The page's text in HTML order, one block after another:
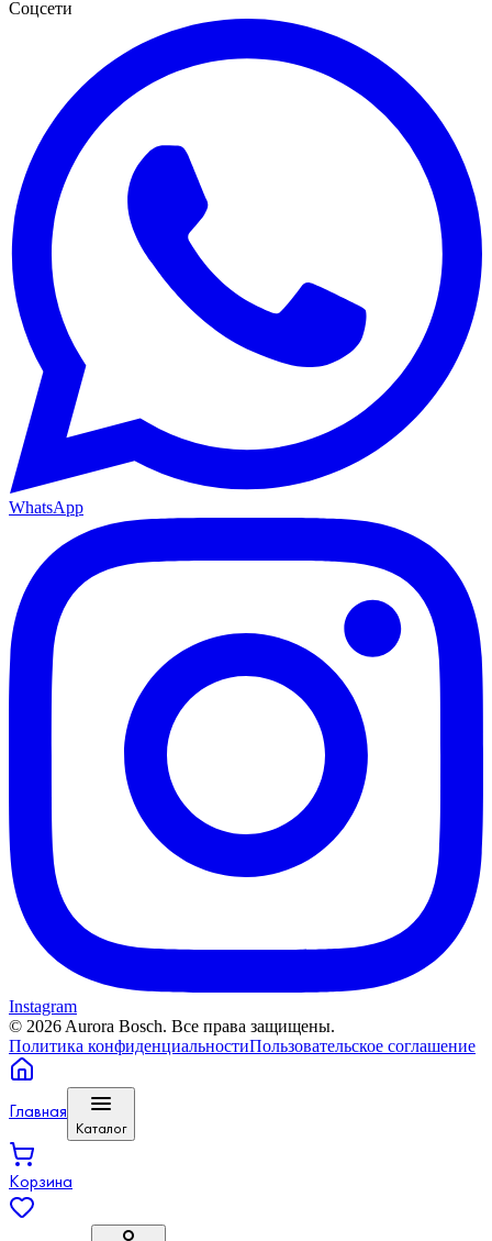
Соцсети
WhatsApp
Instagram
© 2026 Aurora Bosch. Все права защищены.
Политика конфиденциальностиПользовательское соглашение
Главная
Каталог
Корзина